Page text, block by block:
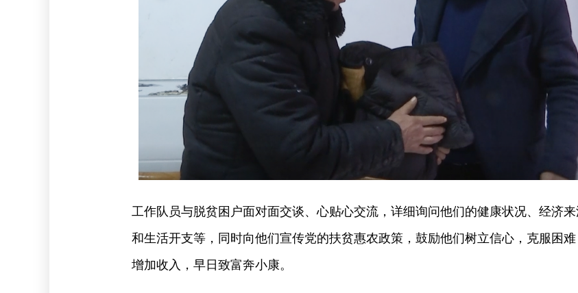
工作队员与脱贫困户面对面交谈、心贴心交流，详细询问他们的健康状况、经济
和生活开支等，同时向他们宣传党的扶贫惠农政策，鼓励他们树立信心，克服困难
增加收入，早日致富奔小康。